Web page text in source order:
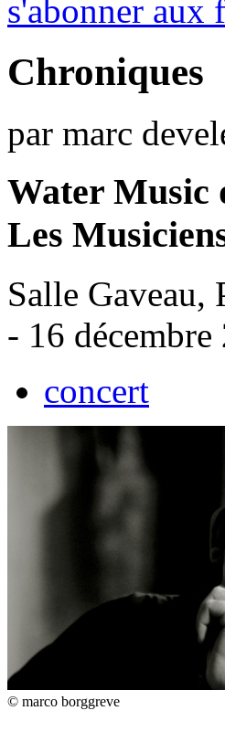
s'abonner aux
Chroniques
par marc
Water Music
Les
Salle Gaveau,
- 16 décembre
concert
© marco borggreve